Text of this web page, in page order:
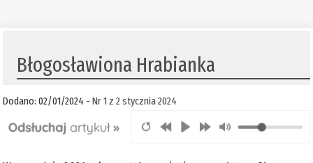
Błogosławiona Hrabianka
Dodano: 02/01/2024 -Nr 1 z 2 stycznia 2024